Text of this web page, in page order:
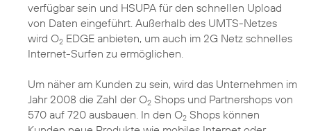
verfügbar sein und HSUPA für den schnellen Upload
von Daten eingeführt. Außerhalb des UMTS-Netzes
wird O2 EDGE anbieten, um auch im 2G Netz schnelles
Internet-Surfen zu ermöglichen.
Um näher am Kunden zu sein, wird das Unternehmen im
Jahr 2008 die Zahl der O2 Shops und Partnershops von
570 auf 720 ausbauen. In den O2 Shops können